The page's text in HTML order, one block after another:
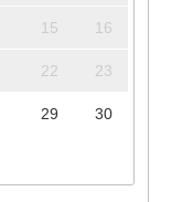
15 16
22 23
29 30